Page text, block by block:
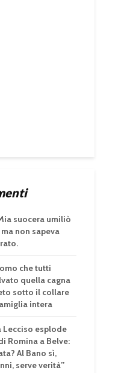
suocera umiliò
non sapeva
che tutti
quella cagna
sotto il collare
intera
Lecciso esplode
Romina a Belve:
Al Bano sì,
serve verità”